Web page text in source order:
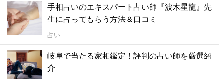
手相占いのエキスパート占い師『波木星龍』先
生に占ってもらう方法＆口コミ
占い
岐阜で当たる家相鑑定！評判の占い師を厳選紹
介